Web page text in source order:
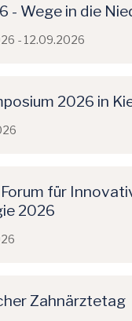
- Wege in die
- 12.09.2026
2026 in
für
2026
Zahnärztetag